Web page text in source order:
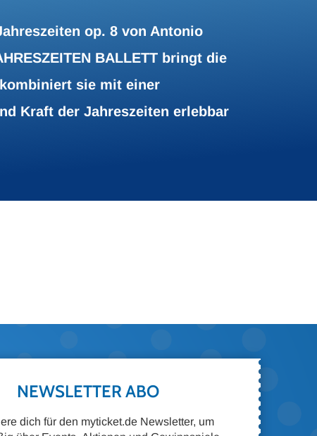
op. 8 von Antonio
BALLETT bringt die
sie mit einer
Kraft der Jahreszeiten erlebbar
NEWSLETTER ABO
dich für den myticket.de Newsletter, um